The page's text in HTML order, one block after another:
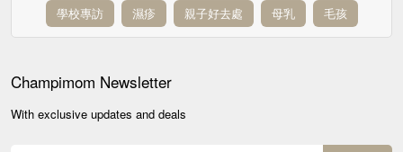
學校專訪
濕疹 親子好去處 母乳 毛孩
Champimom Newsletter
With exclusive updates and deals